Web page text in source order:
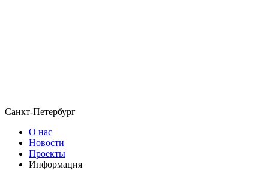
Санкт-Петербург
О нас
Новости
Проекты
Информация